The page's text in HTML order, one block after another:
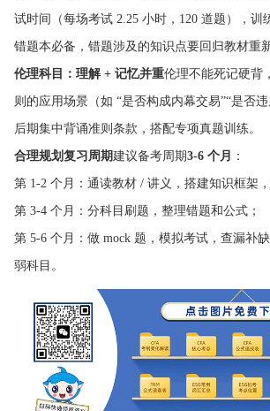
试时间（每场考试 2.25 小时，120 道题），训
错题本必备，错题涉及的知识点要回归教材重
伦理科目：理解 + 记忆并重伦理不能死记硬背
则的应用场景（如 “是否构成内幕交易”“是否
后期集中背诵准则条款，搭配专项真题训练。
合理规划复习周期建议备考周期3-6 个月 ：
第 1-2 个月：通读教材 / 讲义，搭建知识框架
第 3-4 个月：分科目刷题，整理错题和公式；
第 5-6 个月：做 mock 题，模拟考试，查漏补
弱科目。